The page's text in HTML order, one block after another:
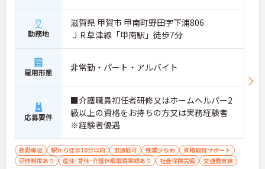
勤務地
滋賀県 甲賀市 甲南町野田字下浦806
ＪＲ草津線「甲南駅」徒歩7分
雇用形態 非常勤・パート・アルバイト
応募要件
■介護職員初任者研修又はホームヘルパー2
級以上の資格をお持ちの方又は実務経験者
※経験者優遇
夜勤専従 駅から徒歩10分以内 車通勤可 残業少なめ
資格取得サポート
研修制度あり
産休･育休･介護休暇取得実績あり 社会保険完備 交通費支給